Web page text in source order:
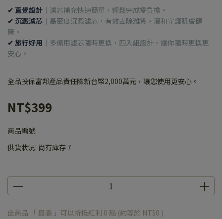
✔ 直覺設計 ｜ 濾芯補充快速簡單，輕鬆完成零負擔。
✔ 沉澱濾芯 ｜ 高密度沉澱濾芯，有效去除雜質，溫和守護肌膚健
康。
✔ 旅行好用 ｜ 多備用濾芯隨時更換，四入組設計，讓你隨時更換更
安心。
全品投保富邦產品責任險新台幣2,000萬元，讓您使用更安心。
NT$399
商品編號:
供貨狀況: 尚有庫存 7
此商品 「 最高 」可以折抵紅利 0 點 (約等於 NT$0 )